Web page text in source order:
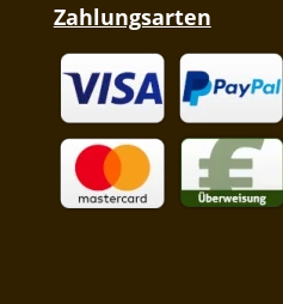
Zahlungsarten